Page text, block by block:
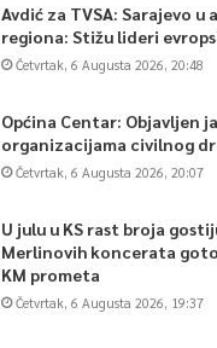
Avdić za TVSA: Sarajevo
regiona: Stižu lideri
Četvrtak, 6 Augusta 2026, 20:48
Općina Centar: Objavljen
organizacijama civilnog
Četvrtak, 6 Augusta 2026, 20:07
U julu u KS rast broja
Merlinovih koncerata
KM prometa
Četvrtak, 6 Augusta 2026, 19:37